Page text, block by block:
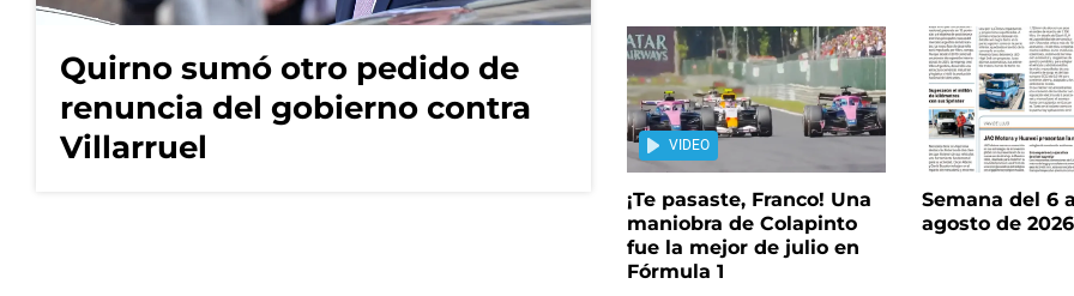
Quirno sumó otro pedido de
renuncia del gobierno contra
Villarruel
VIDEO
¡Te pasaste, Franco! Una
maniobra de Colapinto
fue la mejor de julio en
Fórmula 1
Semana del 6
agosto de 2026